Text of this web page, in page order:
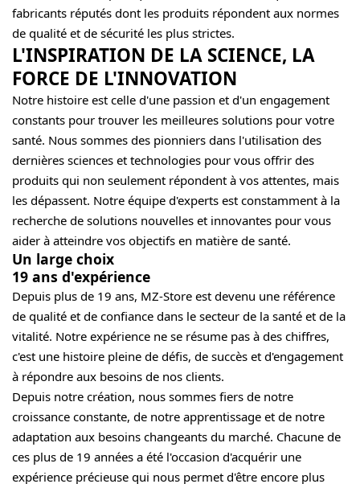
fabricants réputés dont les produits répondent aux normes
de qualité et de sécurité les plus strictes.
L'INSPIRATION DE LA SCIENCE, LA
FORCE DE L'INNOVATION
Notre histoire est celle d'une passion et d'un engagement
constants pour trouver les meilleures solutions pour votre
santé. Nous sommes des pionniers dans l'utilisation des
dernières sciences et technologies pour vous offrir des
produits qui non seulement répondent à vos attentes, mais
les dépassent. Notre équipe d'experts est constamment à la
recherche de solutions nouvelles et innovantes pour vous
aider à atteindre vos objectifs en matière de santé.
Un large choix
19 ans d'expérience
Depuis plus de 19 ans, MZ-Store est devenu une référence
de qualité et de confiance dans le secteur de la santé et de la
vitalité. Notre expérience ne se résume pas à des chiffres,
c'est une histoire pleine de défis, de succès et d'engagement
à répondre aux besoins de nos clients.
Depuis notre création, nous sommes fiers de notre
croissance constante, de notre apprentissage et de notre
adaptation aux besoins changeants du marché. Chacune de
ces plus de 19 années a été l'occasion d'acquérir une
expérience précieuse qui nous permet d'être encore plus